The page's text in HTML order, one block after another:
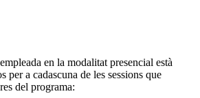
en la modalitat presencial està
per a cadascuna de les sessions que
del programa: